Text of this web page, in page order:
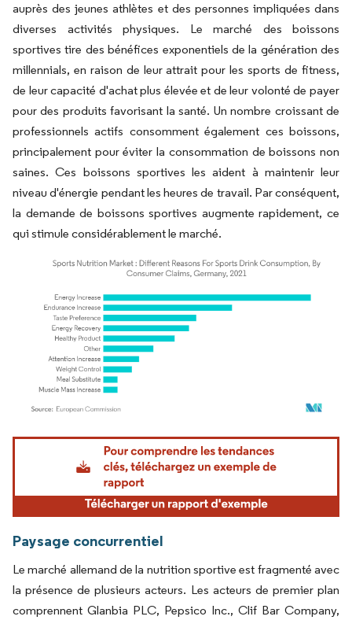
auprès des jeunes athlètes et des personnes impliquées dans
diverses activités physiques. Le marché des boissons
sportives tire des bénéfices exponentiels de la génération des
millennials, en raison de leur attrait pour les sports de fitness,
de leur capacité d'achat plus élevée et de leur volonté de payer
pour des produits favorisant la santé. Un nombre croissant de
professionnels actifs consomment également ces boissons,
principalement pour éviter la consommation de boissons non
saines. Ces boissons sportives les aident à maintenir leur
niveau d'énergie pendant les heures de travail. Par conséquent,
la demande de boissons sportives augmente rapidement, ce
qui stimule considérablement le marché.
Image © Mordor Intelligence. La réutilisation nécessite une attribution sous CC BY
Paysage concurrentiel
Le marché allemand de la nutrition sportive est fragmenté avec
la présence de plusieurs acteurs. Les acteurs de premier plan
comprennent Glanbia PLC, Pepsico Inc., Clif Bar Company,